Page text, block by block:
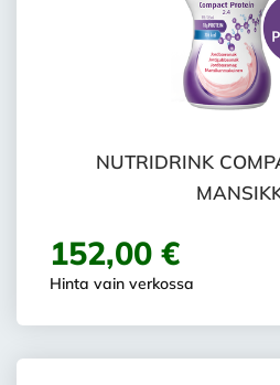
NUTRIDRINK
152,00 €
Hinta vain verkossa